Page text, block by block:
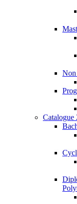
Catalogue